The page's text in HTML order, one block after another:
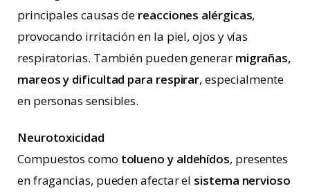
principales causas de reacciones alérgicas,
provocando irritación en la piel, ojos y vías
respiratorias. También pueden generar migrañas,
mareos y dificultad para respirar, especialmente
en personas sensibles.
Neurotoxicidad
Compuestos como tolueno y aldehídos, presentes
en fragancias, pueden afectar el sistema nervioso